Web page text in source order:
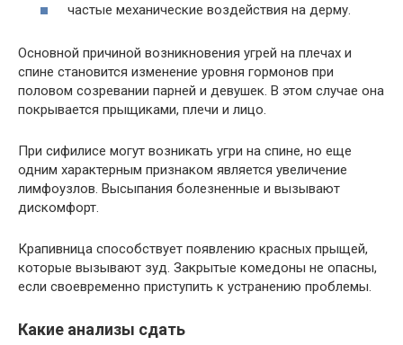
частые механические воздействия на дерму.
Основной причиной возникновения угрей на плечах и
спине становится изменение уровня гормонов при
половом созревании парней и девушек. В этом случае она
покрывается прыщиками, плечи и лицо.
При сифилисе могут возникать угри на спине, но еще
одним характерным признаком является увеличение
лимфоузлов. Высыпания болезненные и вызывают
дискомфорт.
Крапивница способствует появлению красных прыщей,
которые вызывают зуд. Закрытые комедоны не опасны,
если своевременно приступить к устранению проблемы.
Какие анализы сдать